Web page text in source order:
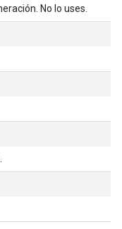
No lo uses.